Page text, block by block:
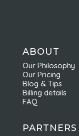
ABOUT
Our Philosophy
Our Pricing
Blog & Tips
Billing details
FAQ
PARTNERS